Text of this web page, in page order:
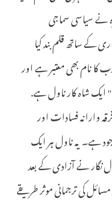
نے سیاسی سماجی
کے ساتھ قلم بند کیا
نام بھی معتبر ہے اور
ایک شاہ کار ناول ہے.
وارانہ فسادات اور
ہے۔ یہ ناول ہر ایک
نگار نے آزادی کے بعد
کی ترجمانی موثر طریقے